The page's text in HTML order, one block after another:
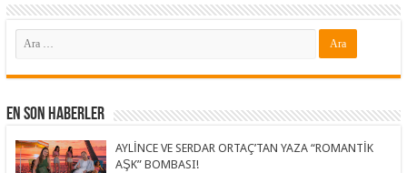
En Son Haberler
AYLİNCE VE SERDAR ORTAÇ’TAN YAZA “ROMANTİK
AŞK” BOMBASI!